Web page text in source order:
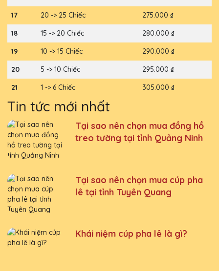
17 20 -> 25 Chiếc 275.000 ₫
18 15 -> 20 Chiếc 280.000 ₫
19 10 -> 15 Chiếc 290.000 ₫
20 5 -> 10 Chiếc 295.000 ₫
21 1 -> 6 Chiếc 305.000 ₫
Tin tức mới nhất
Tại sao nên chọn mua đồng hồ
treo tường tại tỉnh Quảng Ninh
Tại sao nên chọn mua cúp pha
lê tại tỉnh Tuyên Quang
Khái niệm cúp pha lê là gì?